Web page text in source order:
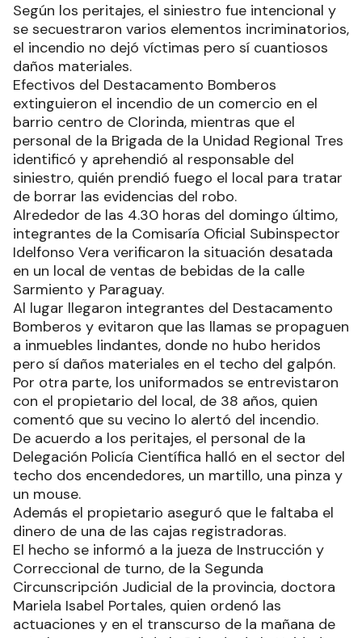
Según los peritajes, el siniestro fue intencional y
se secuestraron varios elementos incriminatorios,
el incendio no dejó víctimas pero sí cuantiosos
daños materiales.
Efectivos del Destacamento Bomberos
extinguieron el incendio de un comercio en el
barrio centro de Clorinda, mientras que el
personal de la Brigada de la Unidad Regional Tres
identificó y aprehendió al responsable del
siniestro, quién prendió fuego el local para tratar
de borrar las evidencias del robo.
Alrededor de las 4.30 horas del domingo último,
integrantes de la Comisaría Oficial Subinspector
Idelfonso Vera verificaron la situación desatada
en un local de ventas de bebidas de la calle
Sarmiento y Paraguay.
Al lugar llegaron integrantes del Destacamento
Bomberos y evitaron que las llamas se propaguen
a inmuebles lindantes, donde no hubo heridos
pero sí daños materiales en el techo del galpón.
Por otra parte, los uniformados se entrevistaron
con el propietario del local, de 38 años, quien
comentó que su vecino lo alertó del incendio.
De acuerdo a los peritajes, el personal de la
Delegación Policía Científica halló en el sector del
techo dos encendedores, un martillo, una pinza y
un mouse.
Además el propietario aseguró que le faltaba el
dinero de una de las cajas registradoras.
El hecho se informó a la jueza de Instrucción y
Correccional de turno, de la Segunda
Circunscripción Judicial de la provincia, doctora
Mariela Isabel Portales, quien ordenó las
actuaciones y en el transcurso de la mañana de